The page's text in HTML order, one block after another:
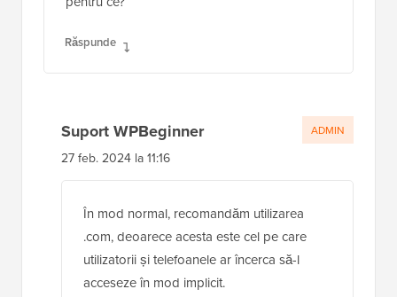
Răspunde
Suport WPBeginner
27 feb. 2024 la 11:16
În mod normal, recomandăm utilizarea
.com, deoarece acesta este cel pe care
utilizatorii și telefoanele ar încerca să-l
acceseze în mod implicit.
ADMIN